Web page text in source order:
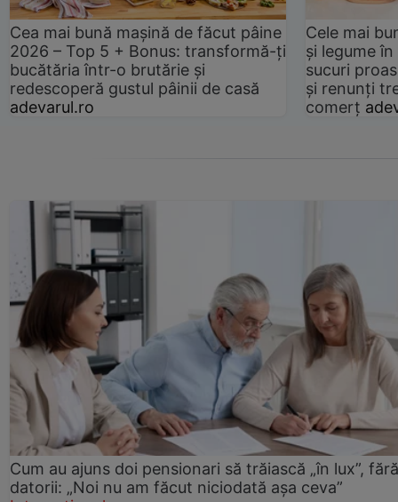
Cea mai bună mașină de făcut pâine
2026 – Top 5 + Bonus: transformă-ți
bucătăria într-o brutărie și
redescoperă gustul pâinii de casă
adevarul.ro
Cele mai
și legume
sucuri
și renunți
comerț
Cum au ajuns doi pensionari să trăiască „în lux”, fără
datorii: „Noi nu am făcut niciodată așa ceva”